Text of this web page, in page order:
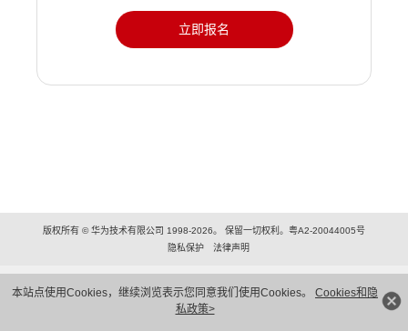
本站点使用Cookies，继续浏览表示您同意我们使用Cookies。 Cookies和隐
私政策>
立即报名
版权所有 © 华为技术有限公司 1998-2026。 保留一切权利。粤A2-20044005号
隐私保护
法律声明